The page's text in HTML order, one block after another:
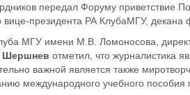
ников передал Форуму приветствие
вице-президента РА КлубаМГУ, декана
МГУ имени М.В. Ломоносова,
Шершнев отметил, что журналистика
важной является также
международного учебного